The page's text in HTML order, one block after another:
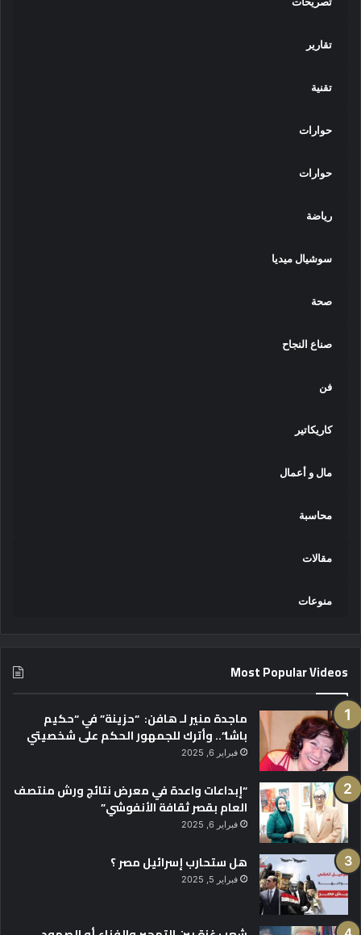
تقارير
تقنية
حوارات
حوارات
رياضة
سوشيال ميديا
صحة
صناع النجاح
فن
كاريكاتير
مال و أعمال
محاسبة
مقالات
منوعات
Most Popular Videos
ماجدة منير لـ هافن: “حزينة” في “حكيم
باشا”.. وأترك للجمهور الحكم على شخصيتي
فبراير 6, 2025
“إبداعات واعدة في معرض نتائج ورش منتصف
العام بقصر ثقافة الأنفوشي”
فبراير 6, 2025
هل ستحارب إسرائيل مصر ؟
فبراير 5, 2025